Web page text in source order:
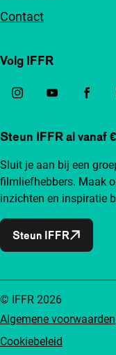
Contact
Volg IFFR
Steun IFFR al vanaf
Sluit je aan bij een
filmliefhebbers. Maak
inzichten en inspiratie
Steun IFFR
Algemene voorwaarden
Cookiebeleid
© IFFR 2026